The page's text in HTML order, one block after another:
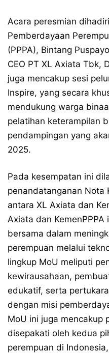
Acara peresmian
Pemberdayaan
(PPPA), Bintang
CEO PT XL Axiata Tbk,
juga mencakup sesi
Inspire, yang secara
mendukung warga
pelatihan keterampilan
pendampingan yang
2025.
Pada kesempatan ini
penandatanganan Nota
antara XL Axiata dan
Axiata dan
bersama dalam
perempuan melalui
lingkup MoU meliputi
kewirausahaan,
edukatif, serta
dengan misi
MoU ini juga mencakup
disepakati oleh kedua
perempuan di